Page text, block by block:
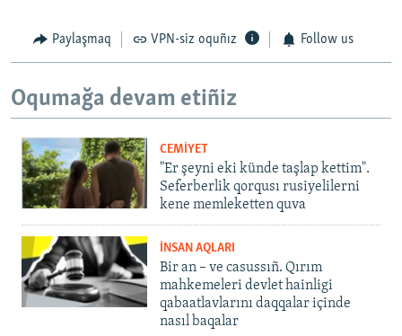
Paylaşmaq VPN-siz oquñız Follow us
Oqumağa devam etiñiz
CEMİYET
"Er şeyni eki künde taşlap kettim".
Seferberlik qorqusı rusiyelilerni
kene memleketten quva
İNSAN AQLARI
Bir an – ve casussıñ. Qırım
mahkemeleri devlet hainligi
qabaatlavlarını daqqalar içinde
nasıl baqalar